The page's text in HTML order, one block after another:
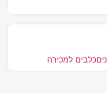
כלבים למכירה